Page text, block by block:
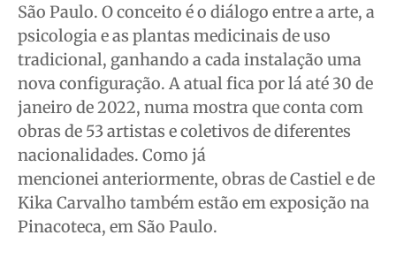
São Paulo. O conceito é o diálogo entre a arte, a
psicologia e as plantas medicinais de uso
tradicional, ganhando a cada instalação uma
nova configuração. A atual fica por lá até 30 de
janeiro de 2022, numa mostra que conta com
obras de 53 artistas e coletivos de diferentes
nacionalidades. Como já
mencionei anteriormente, obras de Castiel e de
Kika Carvalho também estão em exposição na
Pinacoteca, em São Paulo.